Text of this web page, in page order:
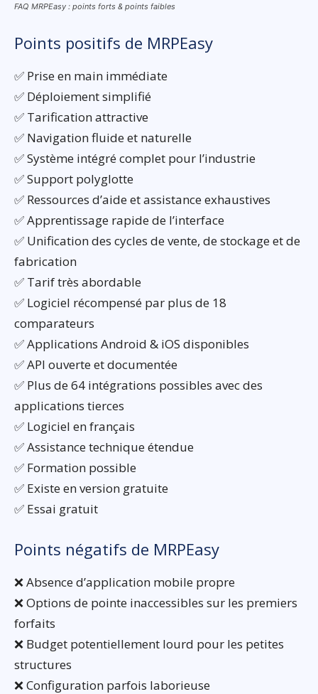
FAQ MRPEasy : points forts & points faibles
Points positifs de MRPEasy
✅ Prise en main immédiate
✅ Déploiement simplifié
✅ Tarification attractive
✅ Navigation fluide et naturelle
✅ Système intégré complet pour l’industrie
✅ Support polyglotte
✅ Ressources d’aide et assistance exhaustives
✅ Apprentissage rapide de l’interface
✅ Unification des cycles de vente, de stockage et de
fabrication
✅ Tarif très abordable
✅ Logiciel récompensé par plus de 18
comparateurs
✅ Applications Android & iOS disponibles
✅ API ouverte et documentée
✅ Plus de 64 intégrations possibles avec des
applications tierces
✅ Logiciel en français
✅ Assistance technique étendue
✅ Formation possible
✅ Existe en version gratuite
✅ Essai gratuit
Points négatifs de MRPEasy
❌ Absence d’application mobile propre
❌ Options de pointe inaccessibles sur les premiers
forfaits
❌ Budget potentiellement lourd pour les petites
structures
❌ Configuration parfois laborieuse